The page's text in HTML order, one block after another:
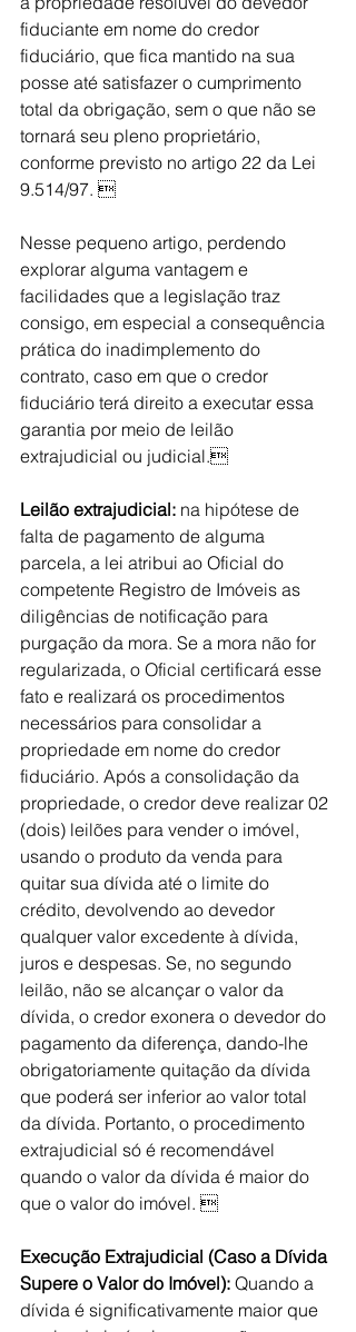
fiduciante em nome do credor
fiduciário, que fica mantido na sua
posse até satisfazer o cumprimento
total da obrigação, sem o que não se
tornará seu pleno proprietário,
conforme previsto no artigo 22 da Lei
9.514/97. 
Nesse pequeno artigo, perdendo
explorar alguma vantagem e
facilidades que a legislação traz
consigo, em especial a consequência
prática do inadimplemento do
contrato, caso em que o credor
fiduciário terá direito a executar essa
garantia por meio de leilão
extrajudicial ou judicial.
Leilão extrajudicial: na hipótese de
falta de pagamento de alguma
parcela, a lei atribui ao Oficial do
competente Registro de Imóveis as
diligências de notificação para
purgação da mora. Se a mora não for
regularizada, o Oficial certificará esse
fato e realizará os procedimentos
necessários para consolidar a
propriedade em nome do credor
fiduciário. Após a consolidação da
propriedade, o credor deve realizar 02
(dois) leilões para vender o imóvel,
usando o produto da venda para
quitar sua dívida até o limite do
crédito, devolvendo ao devedor
qualquer valor excedente à dívida,
juros e despesas. Se, no segundo
leilão, não se alcançar o valor da
dívida, o credor exonera o devedor do
pagamento da diferença, dando-lhe
obrigatoriamente quitação da dívida
que poderá ser inferior ao valor total
da dívida. Portanto, o procedimento
extrajudicial só é recomendável
quando o valor da dívida é maior do
que o valor do imóvel. 
Execução Extrajudicial (Caso a Dívida
Supere o Valor do Imóvel): Quando a
dívida é significativamente maior que